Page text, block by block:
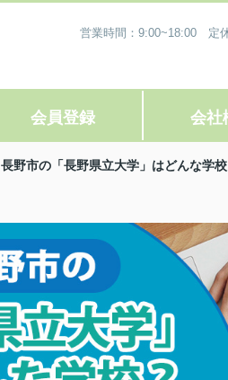
営業時間：9:00~18:00 定
会員登録 会社
長野市の「長野県立大学」はどんな学